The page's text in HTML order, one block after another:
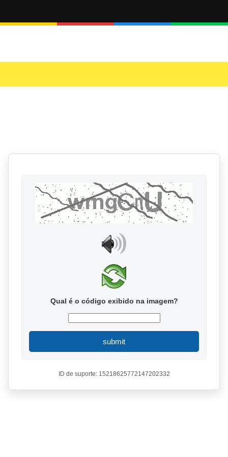
Qual é o código exibido na imagem?
submit
ID de suporte: 15218625772147202332